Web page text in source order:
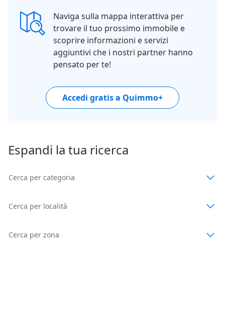
Naviga sulla mappa interattiva per
trovare il tuo prossimo immobile e
scoprire informazioni e servizi
aggiuntivi che i nostri partner hanno
pensato per te!
Accedi gratis a Quimmo+
Espandi la tua ricerca
Cerca per categoria
Cerca per località
Cerca per zona